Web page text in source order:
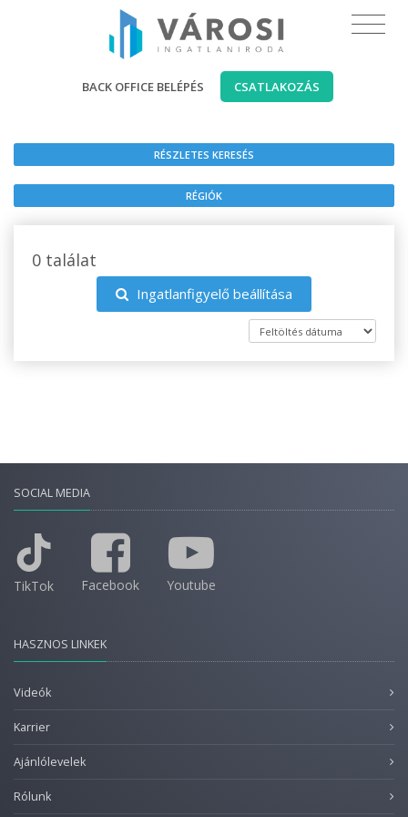
BACK OFFICE BELÉPÉS CSATLAKOZÁS
RÉSZLETES KERESÉS
RÉGIÓK
0 találat
Ingatlanfigyelő beállítása
SOCIAL MEDIA
TikTok Facebook Youtube
HASZNOS LINKEK
Videók
Karrier
Ajánlólevelek
Rólunk